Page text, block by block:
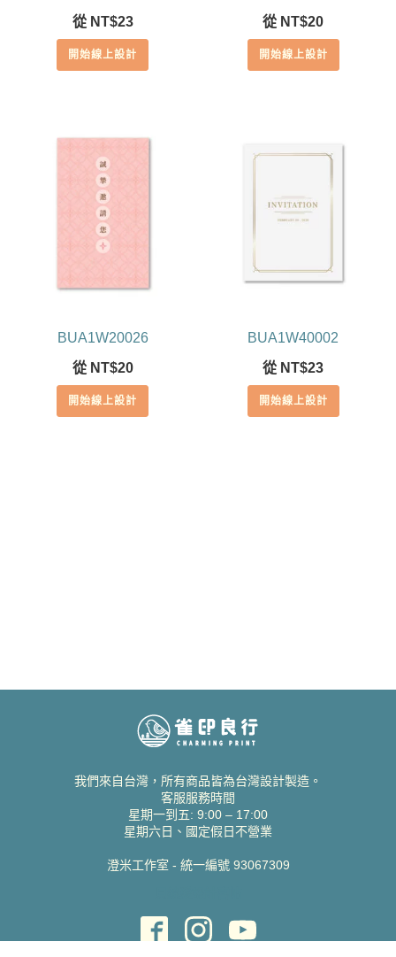
從 NT$23
開始線上設計
從 NT$20
開始線上設計
BUA1W20026
從 NT$20
開始線上設計
BUA1W40002
從 NT$23
開始線上設計
我們來自台灣，所有商品皆為台灣設計製造。
客服服務時間
星期一到五: 9:00 – 17:00
星期六日、國定假日不營業
澄米工作室 - 統一編號 93067309